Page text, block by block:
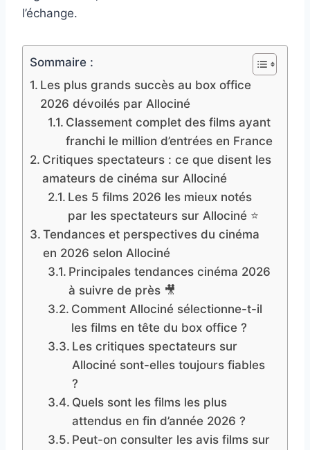
l’échange.
Sommaire :
Les plus grands succès au box office
2026 dévoilés par Allociné
Classement complet des films ayant
franchi le million d’entrées en France
Critiques spectateurs : ce que disent les
amateurs de cinéma sur Allociné
Les 5 films 2026 les mieux notés
par les spectateurs sur Allociné ⭐
Tendances et perspectives du cinéma
en 2026 selon Allociné
Principales tendances cinéma 2026
à suivre de près 🎥
Comment Allociné sélectionne-t-il
les films en tête du box office ?
Les critiques spectateurs sur
Allociné sont-elles toujours fiables
?
Quels sont les films les plus
attendus en fin d’année 2026 ?
Peut-on consulter les avis films sur